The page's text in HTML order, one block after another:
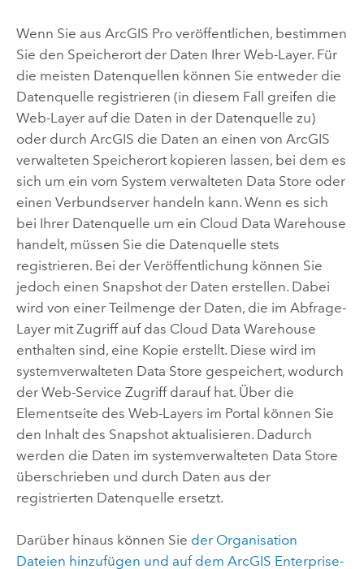
Wenn Sie aus ArcGIS Proveröffentlichen, bestimmen
Sie den Speicherort der Daten Ihrer Web-Layer. Für
die meisten Datenquellen können Sie entweder die
Datenquelle registrieren (in diesem Fall greifen die
Web-Layer auf die Daten in der Datenquelle zu)
oder durch ArcGIS die Daten an einen von ArcGIS
verwalteten Speicherort kopieren lassen, bei dem es
sich um ein vom System verwalteten Data Store oder
einen Verbundserver handeln kann. Wenn es sich
bei Ihrer Datenquelle um ein Cloud Data Warehouse
handelt, müssen Sie die Datenquelle stets
registrieren. Bei der Veröffentlichung können Sie
jedoch einen Snapshot der Daten erstellen. Dabei
wird von einer Teilmenge der Daten, die im Abfrage-
Layer mit Zugriff auf das Cloud Data Warehouse
enthalten sind, eine Kopie erstellt. Diese wird im
systemverwalteten Data Store gespeichert, wodurch
der Web-Service Zugriff darauf hat. Über die
Elementseite des Web-Layers im Portal können Sie
den Inhalt des Snapshot aktualisieren. Dadurch
werden die Daten im systemverwalteten Data Store
überschrieben und durch Daten aus der
registrierten Datenquelle ersetzt.
Darüber hinaus können Sie der Organisation
Dateien hinzufügen und auf dem ArcGIS Enterprise-